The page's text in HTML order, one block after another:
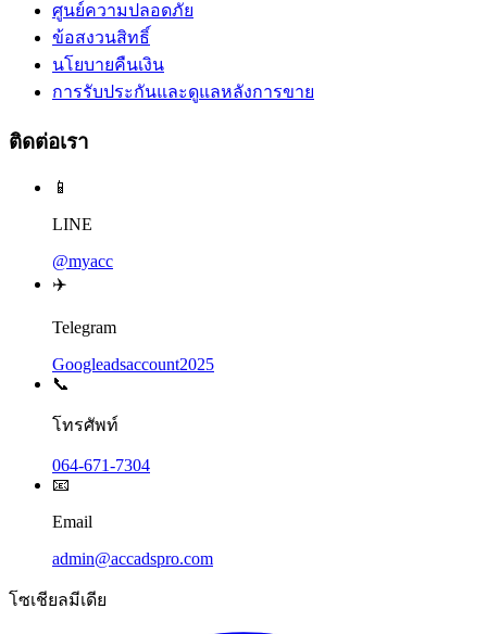
ศูนย์ความปลอดภัย
ข้อสงวนสิทธิ์
นโยบายคืนเงิน
การรับประกันและดูแลหลังการขาย
ติดต่อเรา
📱
LINE
@myacc
✈️
Telegram
Googleadsaccount2025
📞
โทรศัพท์
064-671-7304
📧
Email
admin@accadspro.com
โซเชียลมีเดีย